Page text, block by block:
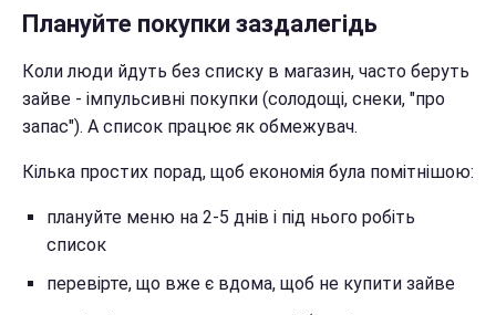
Плануйте покупки заздалегідь
Коли люди йдуть без списку в магазин, часто беруть
зайве - імпульсивні покупки (солодощі, снеки, "про
запас"). А список працює як обмежувач.
Кілька простих порад, щоб економія була помітнішою:
плануйте меню на 2-5 днів і під нього робіть
список
перевірте, що вже є вдома, щоб не купити зайве